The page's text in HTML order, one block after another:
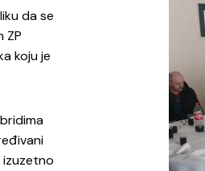
da se
ZP
koju je
izuzetno